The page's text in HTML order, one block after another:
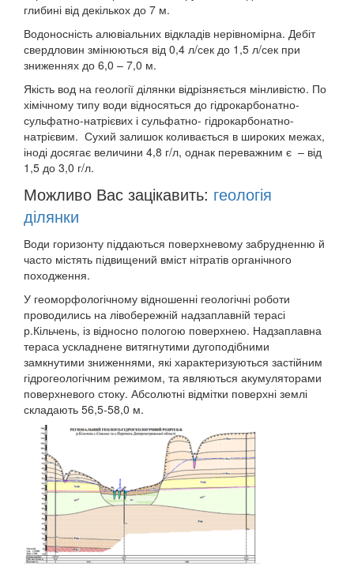
глибині від декількох до 7 м.
Водоносність алювіальних відкладів нерівномірна. Дебіт
свердловин змінюються від 0,4 л/сек до 1,5 л/сек при
зниженнях до 6,0 – 7,0 м.
Якість вод на геології ділянки відрізняється мінливістю. По
хімічному типу води відносяться до гідрокарбонатно-
сульфатно-натрієвих і сульфатно- гідрокарбонатно-
натрієвим. Сухий залишок коливається в широких межах,
іноді досягає величини 4,8 г/л, однак переважним є – від
1,5 до 3,0 г/л.
Можливо Вас зацікавить: геологія
ділянки
Води горизонту піддаються поверхневому забрудненню й
часто містять підвищений вміст нітратів органічного
походження.
У геоморфологічному відношенні геологічні роботи
проводились на лівобережній надзаплавній терасі
р.Кільчень, із відносно пологою поверхнею. Надзаплавна
тераса ускладнене витягнутими дугоподібними
замкнутими зниженнями, які характеризуються застійним
гідрогеологічним режимом, та являються акумуляторами
поверхневого стоку. Абсолютні відмітки поверхні землі
складають 56,5-58,0 м.